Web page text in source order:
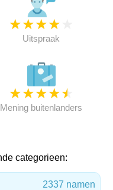
★★★★
Uitspraak
★★★★★
Mening buitenlanders
categorieen:
2337 namen